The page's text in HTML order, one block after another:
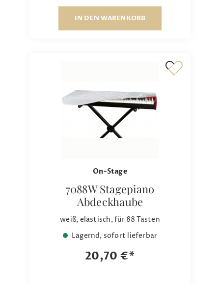
IN DEN WARENKORB
On-Stage
7088W Stagepiano
Abdeckhaube
weiß, elastisch, für 88 Tasten
Lagernd, sofort lieferbar
20,70 €*